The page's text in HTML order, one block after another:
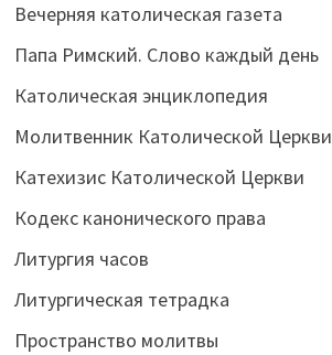
Вечерняя католическая газета
Папа Римский. Слово каждый день
Католическая энциклопедия
Молитвенник Католической Церкви
Катехизис Католической Церкви
Кодекс канонического права
Литургия часов
Литургическая тетрадка
Пространство молитвы